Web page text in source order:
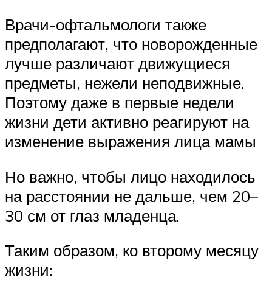
Врачи-офтальмологи также
предполагают, что новорожденные
лучше различают движущиеся
предметы, нежели неподвижные.
Поэтому даже в первые недели
жизни дети активно реагируют на
изменение выражения лица мамы
Но важно, чтобы лицо находилось
на расстоянии не дальше, чем 20–
30 см от глаз младенца.
Таким образом, ко второму месяцу
жизни: